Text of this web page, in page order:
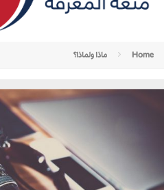
Home ماذا ولماذا؟